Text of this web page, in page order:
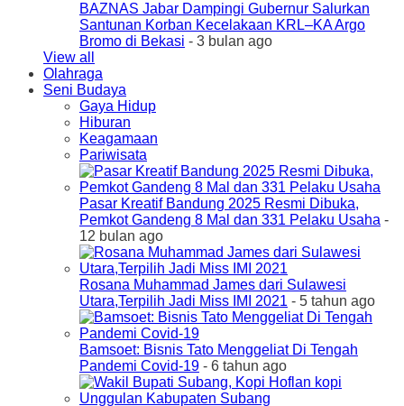
BAZNAS Jabar Dampingi Gubernur Salurkan
Santunan Korban Kecelakaan KRL–KA Argo
Bromo di Bekasi - 3 bulan ago
View all
Olahraga
Seni Budaya
Gaya Hidup
Hiburan
Keagamaan
Pariwisata
Pasar Kreatif Bandung 2025 Resmi Dibuka,
Pemkot Gandeng 8 Mal dan 331 Pelaku Usaha -
12 bulan ago
Rosana Muhammad James dari Sulawesi
Utara,Terpilih Jadi Miss IMI 2021 - 5 tahun ago
Bamsoet: Bisnis Tato Menggeliat Di Tengah
Pandemi Covid-19 - 6 tahun ago